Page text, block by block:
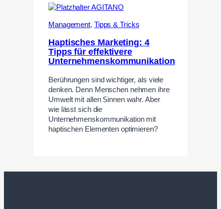
Management, Tipps & Tricks
Haptisches Marketing: 4
Tipps für effektivere
Unternehmenskommunikation
Berührungen sind wichtiger, als viele
denken. Denn Menschen nehmen ihre
Umwelt mit allen Sinnen wahr. Aber
wie lässt sich die
Unternehmenskommunikation mit
haptischen Elementen optimieren?